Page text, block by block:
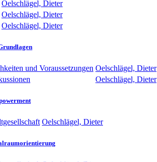
Oelschlägel, Dieter
Oelschlägel, Dieter
Oelschlägel, Dieter
und Voraussetzungen Oelschlägel, Dieter
Oelschlägel, Dieter
Oelschlägel, Dieter